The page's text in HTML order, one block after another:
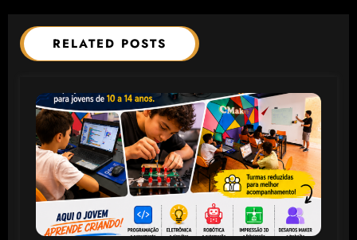
RELATED POSTS